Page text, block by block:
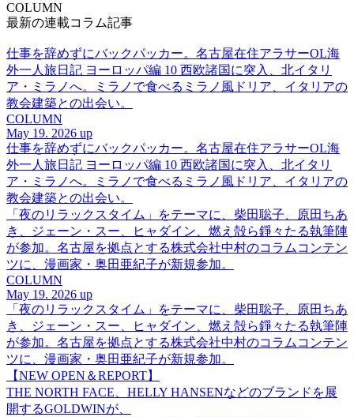
COLUMN
最新の連載コラム記事
仕事を辞めずにバックパッカー。名古屋在住アラサーOL海
外一人旅日記 ヨーロッパ編 10 西欧諸国に突入、北イタリ
ア・ミラノへ。ミラノで食べるミラノ風ドリア、イタリアの
教会建築との出会い。
COLUMN
May 19. 2026 up
仕事を辞めずにバックパッカー。名古屋在住アラサーOL海
外一人旅日記 ヨーロッパ編 10 西欧諸国に突入、北イタリ
ア・ミラノへ。ミラノで食べるミラノ風ドリア、イタリアの
教会建築との出会い。
「夜のリラックスタイム」をテーマに、柴田聡子、原田ちあ
き、ジェーン・スー、ヒャダイン、燃え殻ら錚々たる執筆陣
が参加。名古屋を拠点とする株式会社中村のコラムコンテン
ツに、漫画家・奥田亜紀子が新規参加。
COLUMN
May 19. 2026 up
「夜のリラックスタイム」をテーマに、柴田聡子、原田ちあ
き、ジェーン・スー、ヒャダイン、燃え殻ら錚々たる執筆陣
が参加。名古屋を拠点とする株式会社中村のコラムコンテン
ツに、漫画家・奥田亜紀子が新規参加。
【NEW OPEN＆REPORT】
THE NORTH FACE、HELLY HANSENなどのブランドを展
開するGOLDWINが、